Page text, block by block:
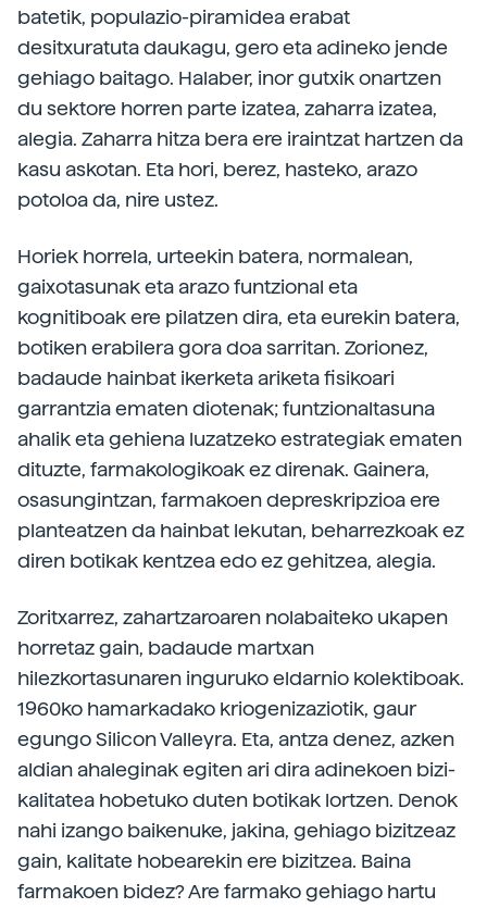
batetik, populazio-piramidea erabat
desitxuratuta daukagu, gero eta adineko jende
gehiago baitago. Halaber, inor gutxik onartzen
du sektore horren parte izatea, zaharra izatea,
alegia. Zaharra hitza bera ere iraintzat hartzen da
kasu askotan. Eta hori, berez, hasteko, arazo
potoloa da, nire ustez.
Horiek horrela, urteekin batera, normalean,
gaixotasunak eta arazo funtzional eta
kognitiboak ere pilatzen dira, eta eurekin batera,
botiken erabilera gora doa sarritan. Zorionez,
badaude hainbat ikerketa ariketa fisikoari
garrantzia ematen diotenak; funtzionaltasuna
ahalik eta gehiena luzatzeko estrategiak ematen
dituzte, farmakologikoak ez direnak. Gainera,
osasungintzan, farmakoen depreskripzioa ere
planteatzen da hainbat lekutan, beharrezkoak ez
diren botikak kentzea edo ez gehitzea, alegia.
Zoritxarrez, zahartzaroaren nolabaiteko ukapen
horretaz gain, badaude martxan
hilezkortasunaren inguruko eldarnio kolektiboak.
1960ko hamarkadako kriogenizaziotik, gaur
egungo Silicon Valleyra. Eta, antza denez, azken
aldian ahaleginak egiten ari dira adinekoen bizi-
kalitatea hobetuko duten botikak lortzen. Denok
nahi izango baikenuke, jakina, gehiago bizitzeaz
gain, kalitate hobearekin ere bizitzea. Baina
farmakoen bidez? Are farmako gehiago hartu